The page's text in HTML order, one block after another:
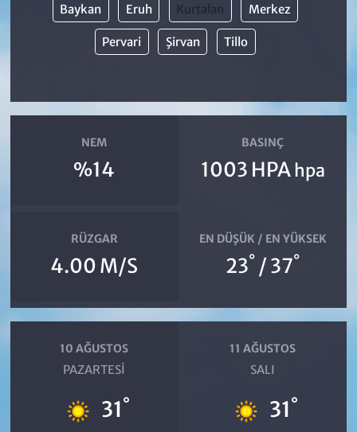
Baykan Eruh Kurtalan Merkez
Pervari Şirvan Tillo
NEM
%14
BASINÇ
1003 HPA hpa
RÜZGAR
4.00 M/S
EN DÜŞÜK / EN YÜKSEK
23° / 37°
10 AĞUSTOS
PAZARTESI
31°
11 AĞUSTOS
SALI
31°